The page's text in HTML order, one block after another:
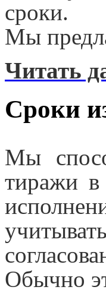
сроки.
Мы
Читать
Сроки
Мы
тиражи в
Обычно